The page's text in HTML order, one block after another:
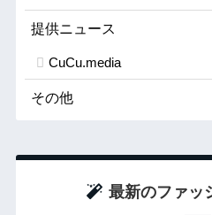
提供ニュース
CuCu.media
その他
最新のファッ